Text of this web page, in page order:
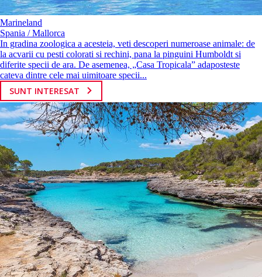
Marineland
Spania / Mallorca
In gradina zoologica a acesteia, veti descoperi numeroase animale: de
la acvarii cu pesti colorati si rechini, pana la pinguini Humboldt si
diferite specii de ara. De asemenea, „Casa Tropicala” adaposteste
cateva dintre cele mai uimitoare specii...
SUNT INTERESAT